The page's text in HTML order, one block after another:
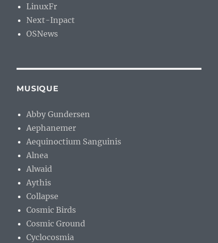
LinuxFr
Next-Inpact
OSNews
MUSIQUE
Abby Gundersen
Aephanemer
Aequinoctium Sanguinis
Alnea
Alwaid
Aythis
Collapse
Cosmic Birds
Cosmic Ground
Cyclocosmia